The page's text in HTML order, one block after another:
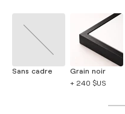
Sans cadre
Grain noir
+ 240 $US